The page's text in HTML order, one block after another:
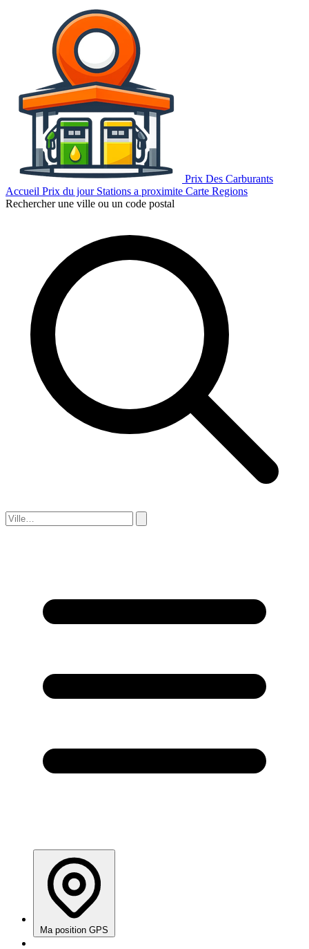
Prix Des Carburants
Accueil Prix du jour Stations a proximite Carte Regions
Rechercher une ville ou un code postal
Ma position GPS